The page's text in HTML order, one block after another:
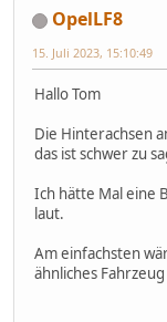
OpelLF8
15. Juli 2023, 15:10:49
Hallo Tom
Die Hinterachsen
das ist schwer zu
Ich hätte Mal eine
laut.
Am einfachsten
ähnliches